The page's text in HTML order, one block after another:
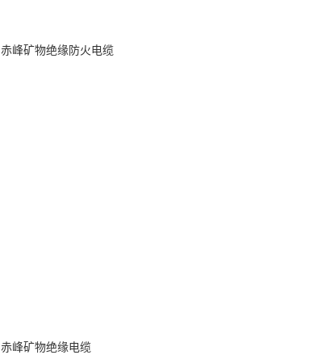
赤峰矿物绝缘防火电缆
赤峰矿物绝缘电缆